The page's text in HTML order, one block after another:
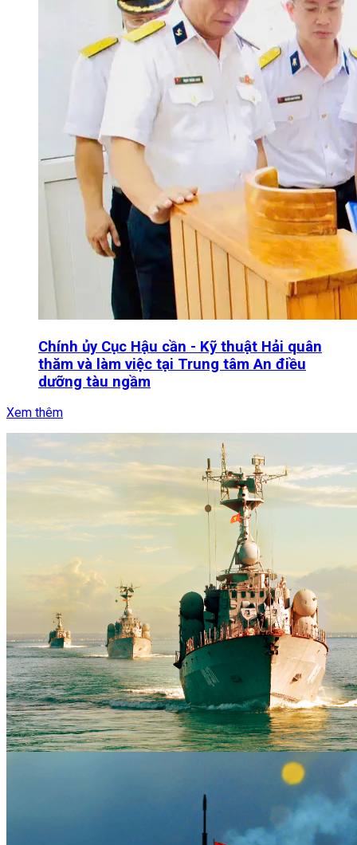
Chính ủy Cục Hậu cần - Kỹ thuật Hải quân
thăm và làm việc tại Trung tâm An điều
dưỡng tàu ngầm
Xem thêm